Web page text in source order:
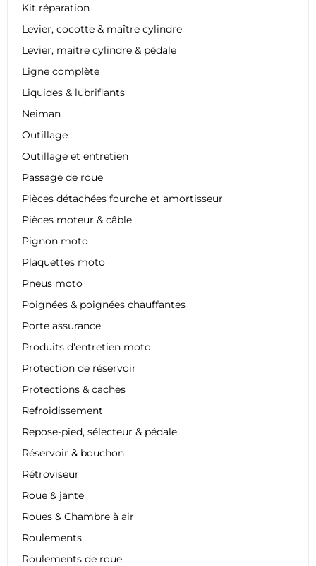
Kit réparation
Levier, cocotte & maître cylindre
Levier, maître cylindre & pédale
Ligne complète
Liquides & lubrifiants
Neiman
Outillage
Outillage et entretien
Passage de roue
Pièces détachées fourche et amortisseur
Pièces moteur & câble
Pignon moto
Plaquettes moto
Pneus moto
Poignées & poignées chauffantes
Porte assurance
Produits d'entretien moto
Protection de réservoir
Protections & caches
Refroidissement
Repose-pied, sélecteur & pédale
Réservoir & bouchon
Rétroviseur
Roue & jante
Roues & Chambre à air
Roulements
Roulements de roue